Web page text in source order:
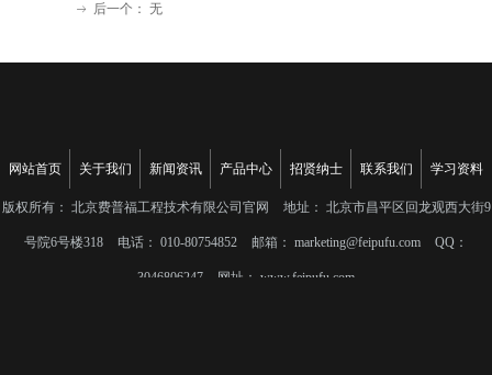
ꁹ 后一个： 无
网站首页 关于我们 新闻资讯 产品中心 招贤纳士 联系我们 学习资料
版权所有： 北京费普福工程技术有限公司官网 地址： 北京市昌平区回龙观西大街9
号院6号楼318 电话： 010-80754852 邮箱： marketing@feipufu.com QQ：
3046806247 网址： www.feipufu.com